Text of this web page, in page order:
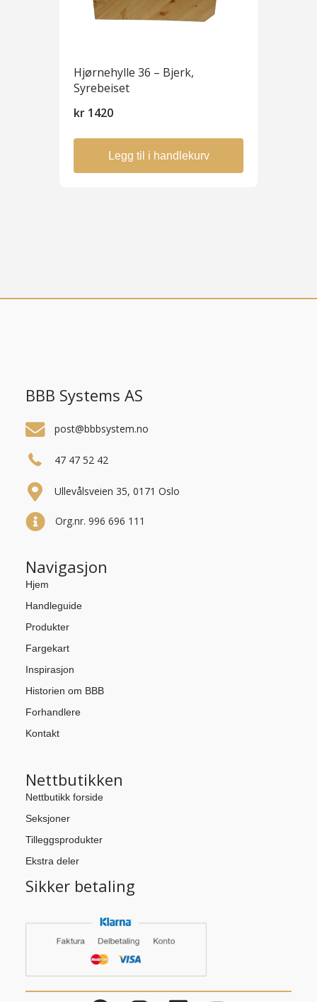
Hjørnehylle 36 – Bjerk,
Syrebeiset
kr 1420
Legg til i handlekurv
BBB Systems AS
post@bbbsystem.no
47 47 52 42
Ullevålsveien 35, 0171 Oslo
Org.nr. 996 696 111
Navigasjon
Hjem
Handleguide
Produkter
Fargekart
Inspirasjon
Historien om BBB
Forhandlere
Kontakt
Nettbutikken
Nettbutikk forside
Seksjoner
Tilleggsprodukter
Ekstra deler
Sikker betaling